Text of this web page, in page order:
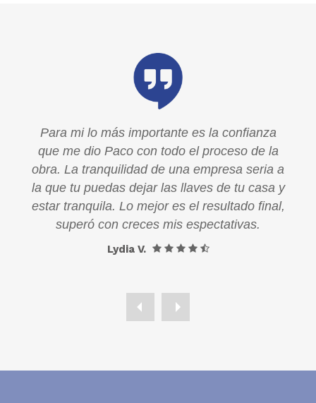
Para mi lo más importante es la confianza
que me dio Paco con todo el proceso de la
obra. La tranquilidad de una empresa seria a
la que tu puedas dejar las llaves de tu casa y
estar tranquila. Lo mejor es el resultado final,
superó con creces mis espectativas.
Lydia V.